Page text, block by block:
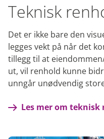
Teknisk
Det er ikke bare den
legges vekt på når det
tillegg til at
ut, vil renhold kunne
unngår unødvendig
Les mer om teknisk